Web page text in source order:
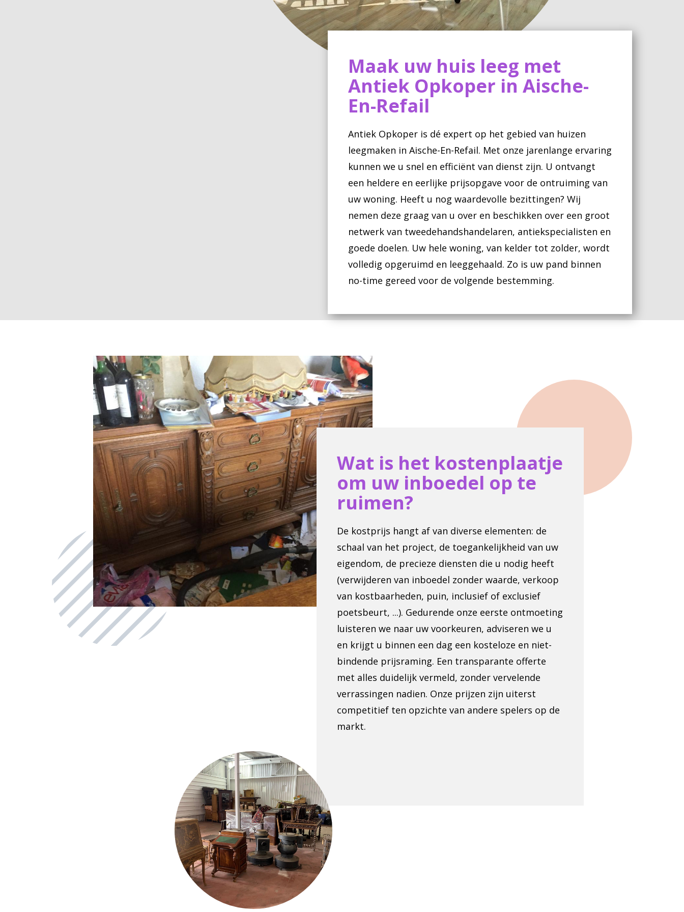
Maak uw huis leeg met
Antiek Opkoper in Aische-
En-Refail
Antiek Opkoper is dé expert op het gebied van huizen
leegmaken in Aische-En-Refail. Met onze jarenlange ervaring
kunnen we u snel en efficiënt van dienst zijn. U ontvangt
een heldere en eerlijke prijsopgave voor de ontruiming van
uw woning. Heeft u nog waardevolle bezittingen? Wij
nemen deze graag van u over en beschikken over een groot
netwerk van tweedehandshandelaren, antiekspecialisten en
goede doelen. Uw hele woning, van kelder tot zolder, wordt
volledig opgeruimd en leeggehaald. Zo is uw pand binnen
no-time gereed voor de volgende bestemming.
Wat is het kostenplaatje
om uw inboedel op te
ruimen?
De kostprijs hangt af van diverse elementen: de
schaal van het project, de toegankelijkheid van uw
eigendom, de precieze diensten die u nodig heeft
(verwijderen van inboedel zonder waarde, verkoop
van kostbaarheden, puin, inclusief of exclusief
poetsbeurt, ...). Gedurende onze eerste ontmoeting
luisteren we naar uw voorkeuren, adviseren we u
en krijgt u binnen een dag een kosteloze en niet-
bindende prijsraming. Een transparante offerte
met alles duidelijk vermeld, zonder vervelende
verrassingen nadien. Onze prijzen zijn uiterst
competitief ten opzichte van andere spelers op de
markt.